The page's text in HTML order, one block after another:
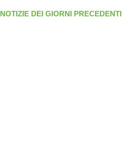
NOTIZIE DEI GIORNI PRECEDENTI